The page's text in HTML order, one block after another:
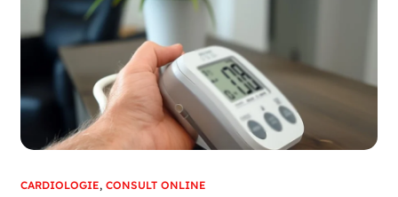
CARDIOLOGIE, CONSULT ONLINE